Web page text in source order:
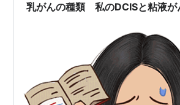
乳がんの種類 私のDCISと粘液が